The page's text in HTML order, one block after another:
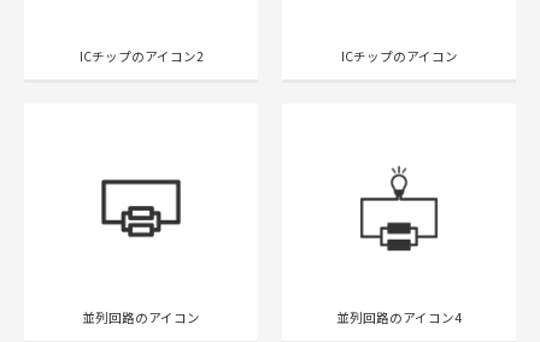
ICチップのアイコン2 ICチップのアイコン
並列回路のアイコン 並列回路のアイコン4